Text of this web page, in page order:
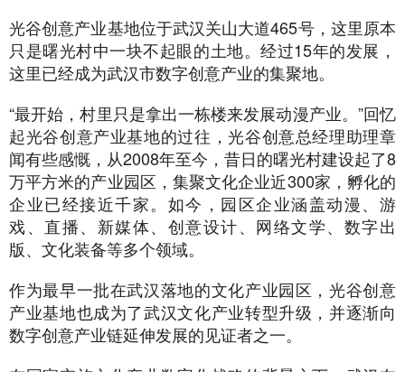
光谷创意产业基地位于武汉关山大道465号，这里原本
只是曙光村中一块不起眼的土地。经过15年的发展，
这里已经成为武汉市数字创意产业的集聚地。
“最开始，村里只是拿出一栋楼来发展动漫产业。”回忆
起光谷创意产业基地的过往，光谷创意总经理助理章
闻有些感慨，从2008年至今，昔日的曙光村建设起了8
万平方米的产业园区，集聚文化企业近300家，孵化的
企业已经接近千家。如今，园区企业涵盖动漫、游
戏、直播、新媒体、创意设计、网络文学、数字出
版、文化装备等多个领域。
作为最早一批在武汉落地的文化产业园区，光谷创意
产业基地也成为了武汉文化产业转型升级，并逐渐向
数字创意产业链延伸发展的见证者之一。